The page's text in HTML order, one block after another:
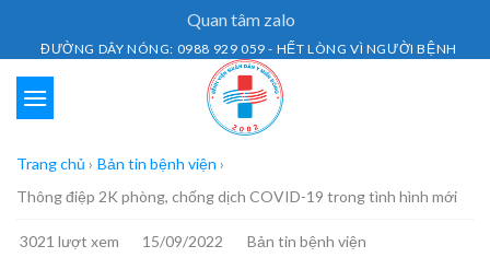
Quan tâm zalo
ĐƯỜNG DÂY NÓNG: 0988 929 059 - HẾT LÒNG VÌ NGƯỜI BỆNH
Trang chủ › Bản tin bệnh viện ›
Thông điệp 2K phòng, chống dịch COVID-19 trong tình hình mới
3021 lượt xem 15/09/2022 Bản tin bệnh viện